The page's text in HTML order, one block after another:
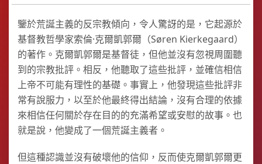
鑒於荒誕主義的反宗教傾向，令人驚訝的是，它起源於
基督教哲學家索倫·克爾凱郭爾（Søren Kierkegaard）
的著作。克爾凱郭爾是基督徒，但他並沒有忽視周圍聽
到的宗教批評。相反，他聽取了這些批評，並確信相信
上帝不可能有理性的基礎。事實上，他發現這些批評非
常有說服力，以至於他最終得出結論，沒有合理的依據
來相信任何關於存在目的的充滿希望或安慰的故事。也
就是說，他變成了一個荒誕主義者。
但這種認識並沒有破壞他的信仰，反而使克爾凱郭爾更